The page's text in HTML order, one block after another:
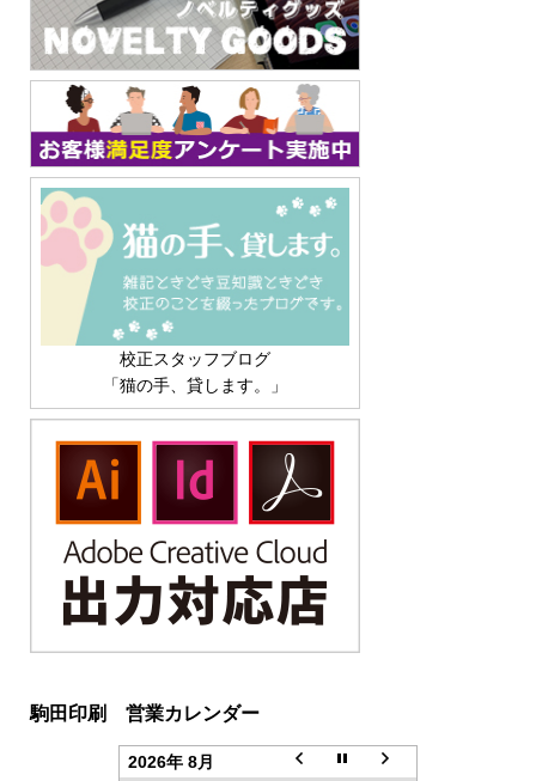
校正スタッフブログ
「猫の手、貸します。」
駒田印刷 営業カレンダー
2026年 8月